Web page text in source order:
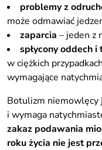
problemy z
może odmawiać
zaparcia – jeden z
spłycony oddech
w ciężkich
wymagające
Botulizm niemowlęcy
i wymaga
zakaz podawania
roku życia nie jest